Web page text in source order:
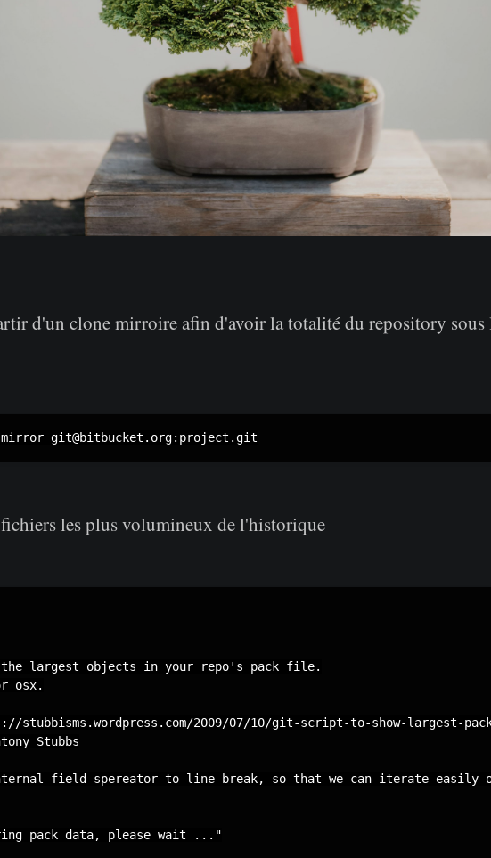
d'un clone mirroire afin d'avoir la totalité du repository sous
les plus volumineux de l'historique
the largest objects in your repo's pack file.
osx.
stubbisms.wordpress.com/2009/07/10/git-script-to-show-largest-
Stubbs
field spereator to line break, so that we can iterate easily
pack data, please wait ..."